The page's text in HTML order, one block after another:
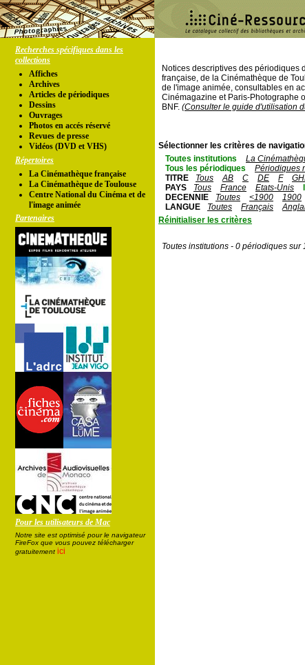
Recherches spécifiques dans les
collections
Affiches
Archives
Articles de périodiques
Dessins
Ouvrages
Photos en accés réservé
Revues de presse
Vidéos (DVD et VHS)
Répertoires
La Cinémathèque française
La Cinémathèque de Toulouse
Centre National du Cinéma et de
l'image animée
Partenaires
Pour les utilisateurs de Mac
Notre site est optimisé pour le navigateur
FireFox que vous pouvez télécharger
gratuitement ici
Notices descriptives des périodiques
française, de la Cinémathèque de
de l'image animée, consultables en
Cinémagazine et Paris-Photographe
BNF. (Consulter le guide d'utilisation
Sélectionner les critères de
Toutes institutions
La
Tous les périodiques
Périodiques
TITRE
Tous AB C DE F
PAYS
Tous France Etats-Unis
DECENNIE
Toutes <1900 1900
LANGUE
Toutes Français
Réinitialiser les critères
Toutes institutions - 0 périodiques sur